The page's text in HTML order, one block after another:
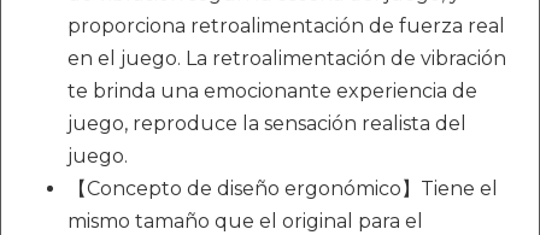
proporciona retroalimentación de fuerza real
en el juego. La retroalimentación de vibración
te brinda una emocionante experiencia de
juego, reproduce la sensación realista del
juego.
【Concepto de diseño ergonómico】Tiene el
mismo tamaño que el original para el